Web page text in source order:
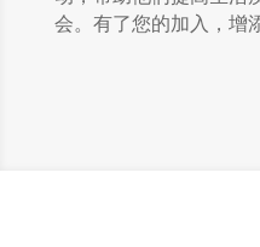
会。有了您的加入，增